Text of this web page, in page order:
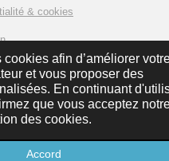
afin d’améliorer
et vous proposer des
En continuant
que vous acceptez
des cookies.
Accord
& cookies
Battery